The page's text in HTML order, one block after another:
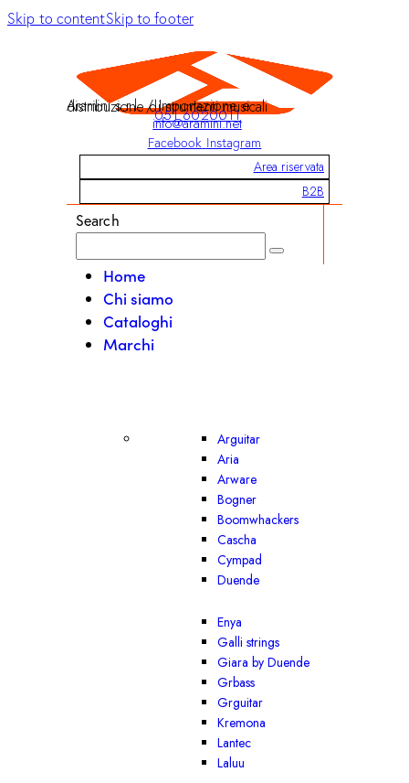
Skip to contentSkip to footer
Aramini s.r.l. / Importazione e distribuzione di strumenti musicali
051 6020011
info@aramini.net
Facebook Instagram
Area riservata
B2B
Search
Home
Chi siamo
Cataloghi
Marchi
Arguitar
Aria
Arware
Bogner
Boomwhackers
Cascha
Cympad
Duende
Enya
Galli strings
Giara by Duende
Grbass
Grguitar
Kremona
Lantec
Laluu